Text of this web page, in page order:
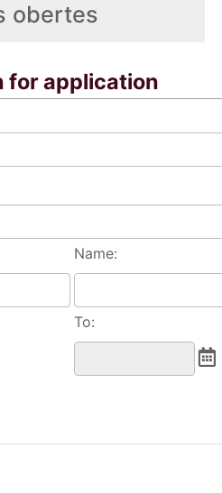
obertes
for application
Name:
To: